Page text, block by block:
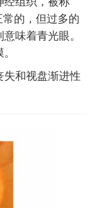
的，但过多的
味着青光眼。
和视盘渐进性